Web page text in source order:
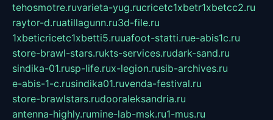
tehosmotre.ruvarieta-yug.rucricetc1xbetr1xbetcc2.ru
raytor-d.ruatillagunn.ru3d-file.ru
1xbeticricetc1xbetti5.ruuafoot-statti.rue-abis1c.ru
store-brawl-stars.rukts-services.rudark-sand.ru
sindika-01.rusp-life.rux-legion.rusib-archives.ru
e-abis-1-c.rusindika01.ruvenda-festival.ru
store-brawlstars.rudooraleksandria.ru
antenna-highly.rumine-lab-msk.ru1-mus.ru